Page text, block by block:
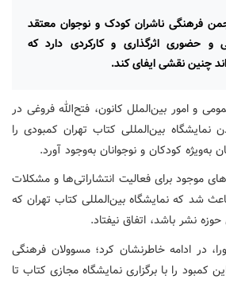
فرهنگی ناشران کودک و نوجوان معتقد
و حضوری اثرگذاری و کارکردی دارد که
چنین نقشی ایفای کند.
و امور بین‌الملل کانون، فتح‌الله فروغی در
نمایشگاه بین‌المللی کتاب تهران کمبودی را
به‌ویژه کودکان و نوجوانان به‌وجود آورد.
موجود برای فعالیت انتشاراتی‌ها و مشکلات
شد که نمایشگاه بین‌المللی کتاب تهران که
نشر باشد، اتفاق نیفتاد.
در ادامه خاطرنشان کرد؛ مسوولان فرهنگی
کمبود را با برگزاری نمایشگاه مجازی کتاب تا